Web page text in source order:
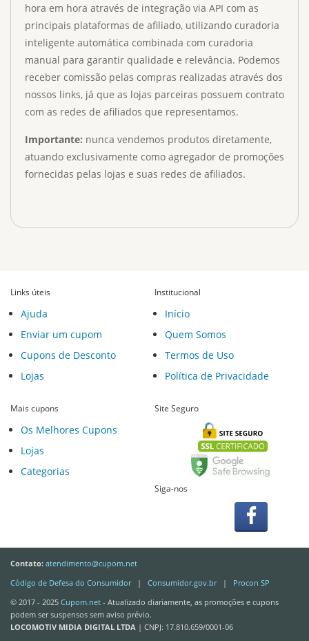
hora em hora através de integração via API com as
principais plataformas de afiliado, utilizando curadoria
inteligente automática combinada com curadoria
manual para garantir qualidade e relevância. Podemos
receber comissão pelas compras realizadas através dos
nossos links, já que as lojas parceiras possuem contrato
com as redes de afiliados que representamos.
Importante: nunca vendemos produtos diretamente,
atuando exclusivamente como agregador de promoções
fornecidas pelas lojas e suas redes de afiliados.
Links úteis
Ajuda
Enviar um cupom
Cupons de Desconto
Lojas
Institucional
Início
Quem Somos
Termos de Uso
Política de Privacidade
Mais cupons
Os Melhores Cupons
Lojas
Categorias
Site Seguro
Siga-nos
Contato: atendimento@cupom.net
Código de Defesa do Consumidor| Consumidor.gov.br| Procon SP
© 2017 - 2025 Cupom.net - Atualizado diariamente, as promoções e cupons
podem ser suspensos sem aviso prévio.
LOCOMOTIV MIDIA DIGITAL LTDA | CNPJ: 17.810.659/0001-06